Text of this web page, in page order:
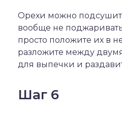
Орехи можно
вообще не
просто положите их в
разложите между
для выпечки и
Шаг 6